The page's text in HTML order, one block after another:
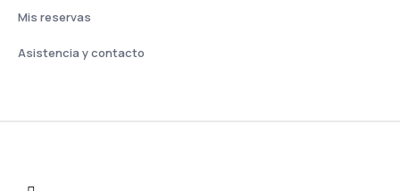
Mis reservas
Asistencia y contacto